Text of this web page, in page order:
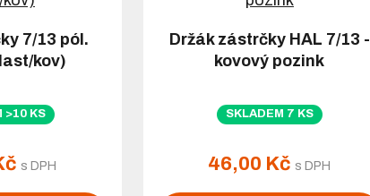
7/13 pól.
kov)
>10 KS
s DPH
Držák zástrčky HAL 7/13 -
kovový pozink
SKLADEM 7 KS
46,00 Kč s DPH